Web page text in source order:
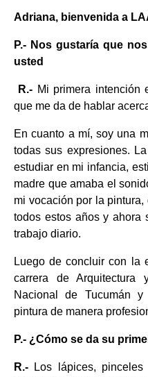
Adriana, bienvenida a
P.- Nos gustaría que
usted
R.- Mi primera intención
que me da de hablar
En cuanto a mí, soy una
todas sus expresiones.
estudiar en mi infancia,
madre que amaba el
mi vocación por la
todos estos años y ahora
trabajo diario.
Luego de concluir con la
carrera de Arquitectura
Nacional de Tucumán
pintura de manera
P.- ¿Cómo se da su
R.- Los lápices,